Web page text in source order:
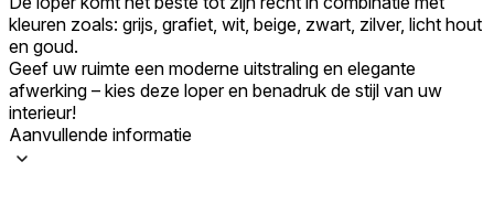
kleuren zoals: grijs, grafiet, wit, beige, zwart, zilver, licht hout
en goud.
Geef uw ruimte een moderne uitstraling en elegante
afwerking – kies deze loper en benadruk de stijl van uw
interieur!
Aanvullende informatie